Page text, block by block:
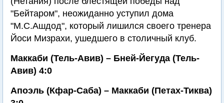
"Бейтаром", неожиданно уступил дома
"М.С.Ашдод", который лишился своего тренера
Йоси Мизрахи, ушедшего в столичный клуб.
Маккаби (Тель-Авив) – Бней-Йегуда (Тель-
Авив) 4:0
Апоэль (Кфар-Саба) – Маккаби (Петах-Тиква)